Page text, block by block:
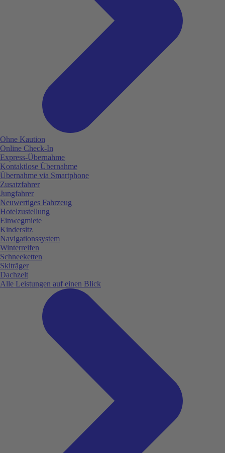
Ohne Kaution
Online Check-In
Express-Übernahme
Kontaktlose Übernahme
Übernahme via Smartphone
Zusatzfahrer
Jungfahrer
Neuwertiges Fahrzeug
Hotelzustellung
Einwegmiete
Kindersitz
Navigationssystem
Winterreifen
Schneeketten
Skiträger
Dachzelt
Alle Leistungen auf einen Blick